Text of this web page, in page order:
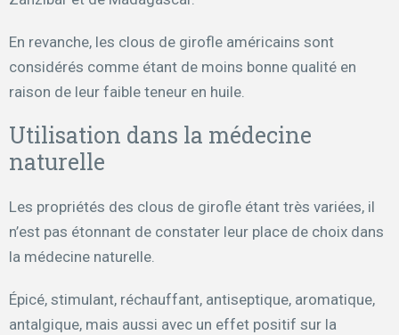
En revanche, les clous de girofle américains sont
considérés comme étant de moins bonne qualité en
raison de leur faible teneur en huile.
Utilisation dans la médecine
naturelle
Les propriétés des clous de girofle étant très variées, il
n’est pas étonnant de constater leur place de choix dans
la médecine naturelle.
Épicé, stimulant, réchauffant, antiseptique, aromatique,
antalgique, mais aussi avec un effet positif sur la